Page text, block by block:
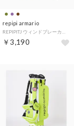
repipi armario
￥3,190